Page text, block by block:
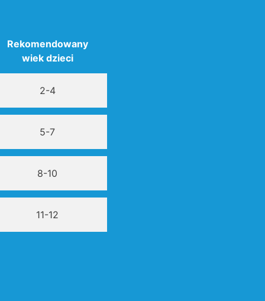
Rekomendowany
wiek dzieci
2-4
5-7
8-10
11-12